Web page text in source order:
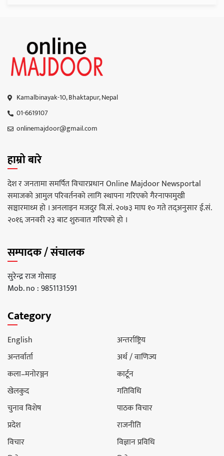
Kamalbinayak-10, Bhaktapur, Nepal
01-6619107
onlinemajdoor@gmail.com
हाम्रो बारे
देश र जनतामा समर्पित विचारप्रधान Online Majdoor Newsportal
समाजको आमुल परिवर्तनको लागि स्थापना गरिएको गैरनाफामुखी
सञ्चारमाध्म हो । अनलाइन मजदुर वि.सं. २०७३ माघ १० गते तद्अनुसार ई.सं.
२०१६ जनवरी २३ बाट शुरुवात गरिएको हो ।
सम्पादक / संचालक
सुरेन्द्र राज गोसाइ
Mob. no : 9851131591
Category
English
अन्तर्राष्ट्रिय
अन्तर्वार्ता
अर्थ / वाणिज्य
कला–मनोरञ्जन
कार्टून
खेलकुद
गतिविधि
चुनाव विशेष
पाठक विचार
प्रदेश
राजनीति
विचार
विज्ञान प्रविधि